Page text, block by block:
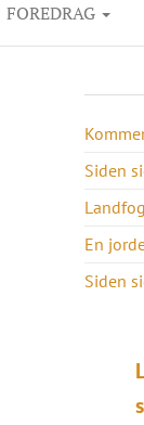
FOREDRAG
Siden
En
Siden